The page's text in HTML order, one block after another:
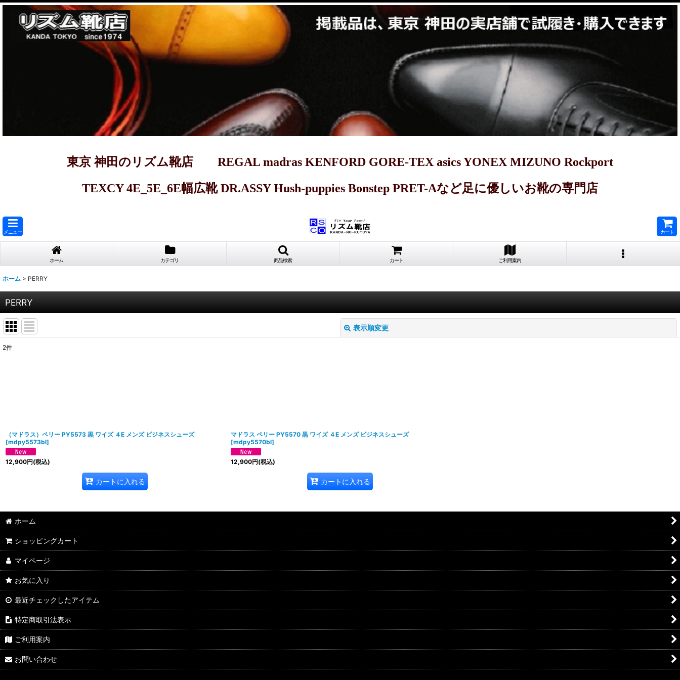
東京 神田のリズム靴店 REGAL madras KENFORD GORE-TEX asics YONEX MIZUNO Rockport
TEXCY 4E_5E_6E幅広靴 DR.ASSY Hush-puppies Bonstep PRET-Aなど足に優しいお靴の専門店
メニュー カート
ホーム カテゴリ 商品検索 カート ご利用案内
ホーム > PERRY
PERRY
表示順変更
2件
（マドラス）ペリー PY5573 黒 ワイズ ４E メンズ ビジネスシューズ
[mdpy5573bl]
12,900円(税込)
カートに入れる
マドラス ペリー PY5570 黒 ワイズ ４E メンズ ビジネスシューズ
[mdpy5570bl]
12,900円(税込)
カートに入れる
ホーム
ショッピングカート
マイページ
お気に入り
最近チェックしたアイテム
特定商取引法表示
ご利用案内
お問い合わせ